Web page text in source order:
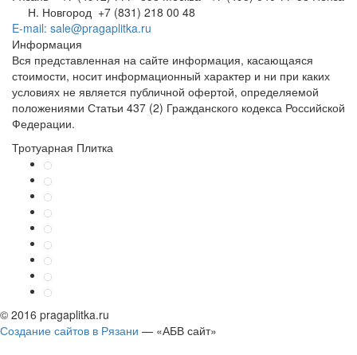
Н. Новгород +7 (831) 218 00 48
E-mail: sale@pragaplitka.ru
Информация
Вся представленная на сайте информация, касающаяся
стоимости, носит информационный характер и ни при каких
условиях не является публичной офертой, определяемой
положениями Статьи 437 (2) Гражданского кодекса Российской
Федерации.
Тротуарная Плитка
© 2016 pragaplitka.ru
Создание сайтов в Рязани — «АБВ сайт»